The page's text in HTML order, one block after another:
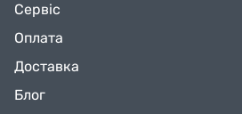
Сервіс
Оплата
Доставка
Блог